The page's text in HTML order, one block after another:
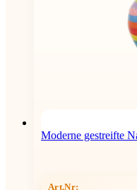
Moderne gestreifte
Art.Nr: